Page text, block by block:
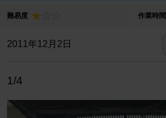
難易度 作業時間
2011年12月2日
1/4